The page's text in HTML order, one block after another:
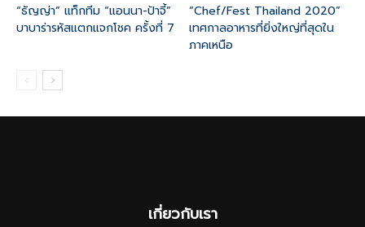
“ธัญญ่า” แท็กทีม “แอนนา-ป้าจี้”
บาบาร่ารหัสแตกแจกโชค ครั้งที่ 7
“Chef/Fest Thailand 2020”
เทศกาลอาหารที่ยิ่งใหญ่ที่สุดใน
ภาคเหนือ
เกี่ยวกับเรา